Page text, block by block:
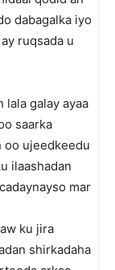
dabagalka iyo
ruqsada u
lala galay ayaa
saarka
oo ujeedkeedu
ilaashadan
mar
ku jira
shirkadaha